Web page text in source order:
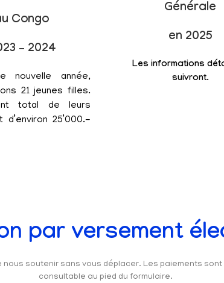
Congo
– 2024
nouvelle année,
21 jeunes filles.
total de leurs
25’000.-
Générale
en 2025
Les informations
suivront.
par versement
nous soutenir sans vous déplacer. Les paiements
consultable au pied du formulaire.